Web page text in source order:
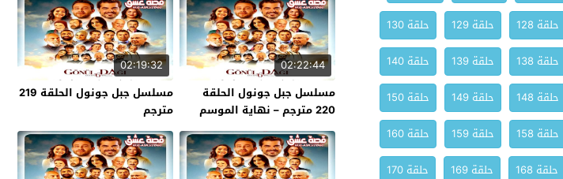
حلقة 128 حلقة 129
حلقة 130
حلقة 138 حلقة 139
حلقة 140
حلقة 148 حلقة 149
حلقة 150
حلقة 158 حلقة 159
حلقة 160
حلقة 168 حلقة 169 حلقة 170
02:22:44
مسلسل جبل جونول الحلقة
220 مترجم – نهاية الموسم
02:19:32
مسلسل جبل جونول الحلقة 219
مترجم